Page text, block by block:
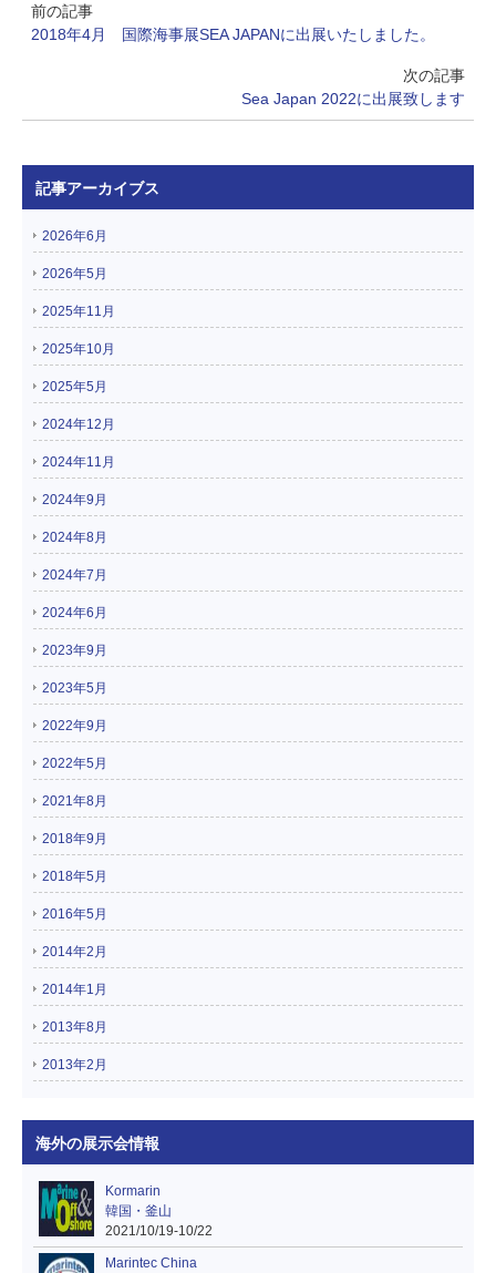
前の記事
2018年4月 国際海事展SEA JAPANに出展いたしました。
次の記事
Sea Japan 2022に出展致します
記事アーカイブス
2026年6月
2026年5月
2025年11月
2025年10月
2025年5月
2024年12月
2024年11月
2024年9月
2024年8月
2024年7月
2024年6月
2023年9月
2023年5月
2022年9月
2022年5月
2021年8月
2018年9月
2018年5月
2016年5月
2014年2月
2014年1月
2013年8月
2013年2月
海外の展示会情報
Kormarin
韓国・釜山
2021/10/19-10/22
Marintec China